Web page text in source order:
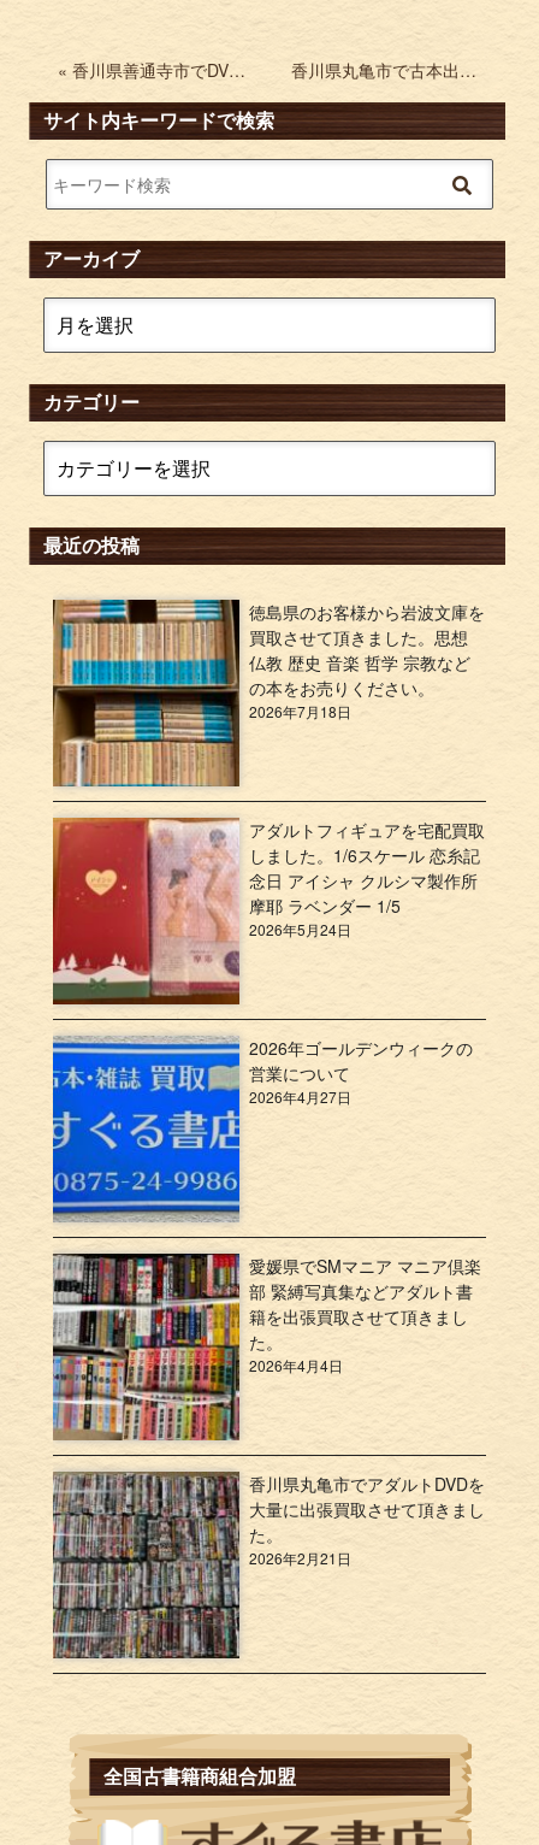
« 香川県善通寺市でDVDを買取 ドラマ 特撮のDVD-BOXなど 香川県丸亀市で古本出張買取 日本庭園集成など »
サイト内キーワードで検索
アーカイブ
カテゴリー
最近の投稿
徳島県のお客様から岩波文庫を
買取させて頂きました。思想
仏教 歴史 音楽 哲学 宗教など
の本をお売りください。
2026年7月18日
アダルトフィギュアを宅配買取
しました。1/6スケール 恋糸記
念日 アイシャ クルシマ製作所
摩耶 ラベンダー 1/5
2026年5月24日
2026年ゴールデンウィークの
営業について
2026年4月27日
愛媛県でSMマニア マニア倶楽
部 緊縛写真集などアダルト書
籍を出張買取させて頂きまし
た。
2026年4月4日
香川県丸亀市でアダルトDVDを
大量に出張買取させて頂きまし
た。
2026年2月21日
全国古書籍商組合加盟